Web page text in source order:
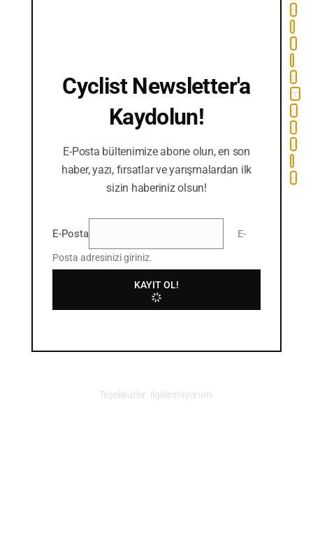
e
t
h
i
s
m
o
d
u
e
Cyclist Newsletter'a
Kaydolun!
E-Posta bültenimize abone olun, en son
haber, yazı, fırsatlar ve yarışmalardan ilk
sizin haberiniz olsun!
E-Posta E-
Posta adresinizi giriniz.
KAYIT OL!
Teşekkürler. İlgilenmiyorum.